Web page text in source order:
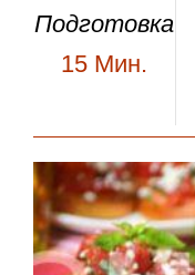
Подготовка
15 Мин.